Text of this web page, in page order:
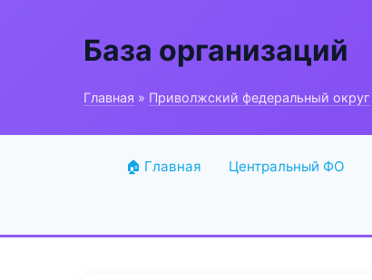
База организаций
Главная » Приволжский федеральный округ
🏠 Главная Центральный ФО